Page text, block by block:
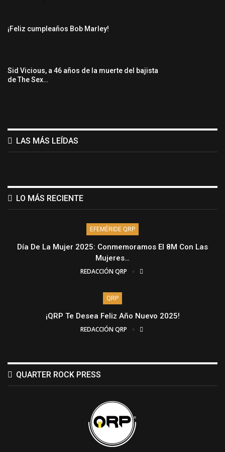
¡Feliz cumpleaños Bob Marley!
Sid Vicious, a 46 años de la muerte del bajista
de The Sex…
LAS MÁS LEÍDAS
LO MÁS RECIENTE
EFEMÉRIDE QRP
Día De La Mujer 2025: Conmemoramos El 8M Con Las
Mujeres…
REDACCIÓN QRP
QRP
¡QRP Te Desea Feliz Año Nuevo 2025!
REDACCIÓN QRP
QUARTER ROCK PRESS